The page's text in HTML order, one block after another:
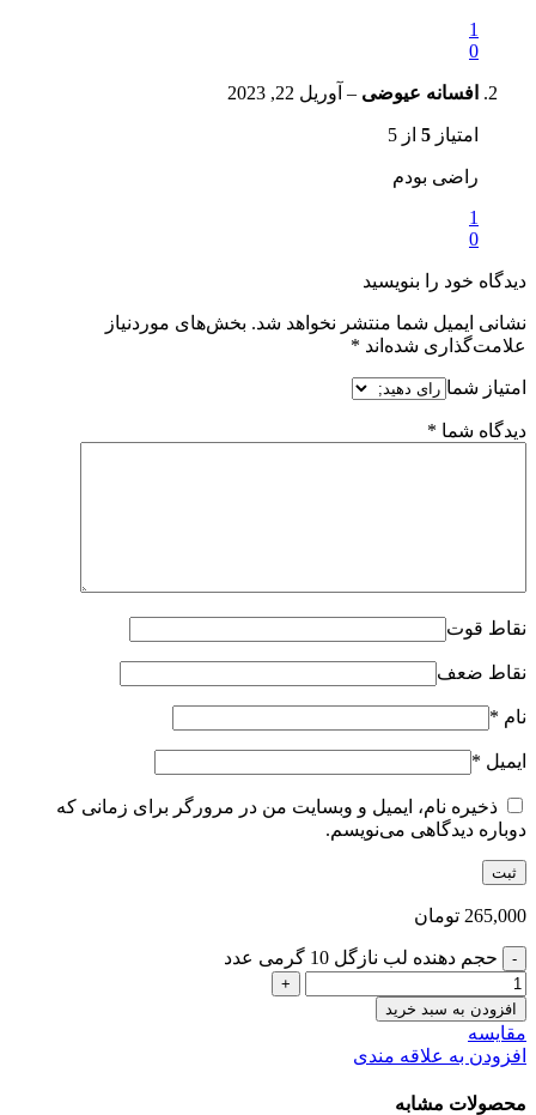
1
0
افسانه عیوضی – آوریل 22, 2023
امتیاز 5 از 5
راضی بودم
1
0
دیدگاه خود را بنویسید
نشانی ایمیل شما منتشر نخواهد شد. بخش‌های موردنیاز
علامت‌گذاری شده‌اند *
امتیاز شما
دیدگاه شما *
نقاط قوت
نقاط ضعف
نام *
ایمیل *
ذخیره نام، ایمیل و وبسایت من در مرورگر برای زمانی که
دوباره دیدگاهی می‌نویسم.
265,000 تومان
حجم دهنده لب نازگل 10 گرمی عدد
افزودن به سبد خرید
مقایسه
افزودن به علاقه مندی
محصولات مشابه